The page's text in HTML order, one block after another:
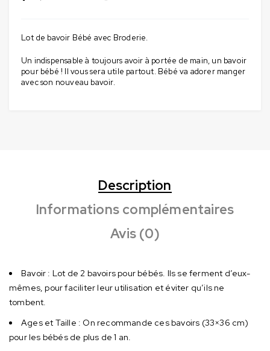
Lot de bavoir Bébé avec Broderie.
Un indispensable à toujours avoir à portée de main, un bavoir
pour bébé ! Il vous sera utile partout. Bébé va adorer manger
avec son nouveau bavoir.
Description
Informations complémentaires
Avis (0)
Bavoir : Lot de 2 bavoirs pour bébés. Ils se ferment d’eux-
mêmes, pour faciliter leur utilisation et éviter qu’ils ne
tombent.
Ages et Taille : On recommande ces bavoirs (33×36 cm)
pour les bébés de plus de 1 an.